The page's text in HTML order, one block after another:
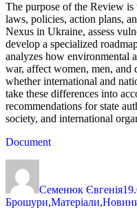
The purpose of the Review
laws, policies, action plans,
Nexus in Ukraine, assess
develop a specialized
analyzes how environmental
war, affect women, men, and
whether international and
take these differences into
recommendations for state
society, and international
Document
Семенюк Євгенія
Брошури,Матеріали,